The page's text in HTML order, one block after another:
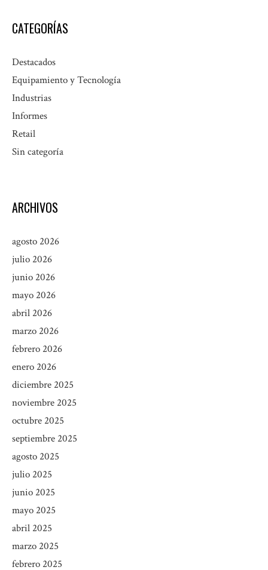
CATEGORÍAS
Destacados
Equipamiento y Tecnología
Industrias
Informes
Retail
Sin categoría
ARCHIVOS
agosto 2026
julio 2026
junio 2026
mayo 2026
abril 2026
marzo 2026
febrero 2026
enero 2026
diciembre 2025
noviembre 2025
octubre 2025
septiembre 2025
agosto 2025
julio 2025
junio 2025
mayo 2025
abril 2025
marzo 2025
febrero 2025